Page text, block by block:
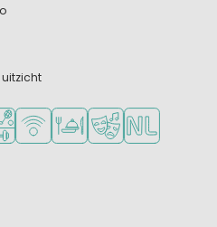
voor jonge kinderen
mogelijkheden om te sporten
WiFi beschikbaar
Restaurant of pizzeria
Nederlandse